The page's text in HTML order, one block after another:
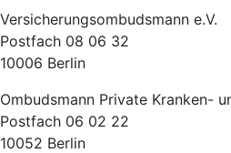
Versicherungsombudsmann e.V.
Postfach 08 06 32
10006 Berlin
Ombudsmann Private Kranken-
Postfach 06 02 22
10052 Berlin